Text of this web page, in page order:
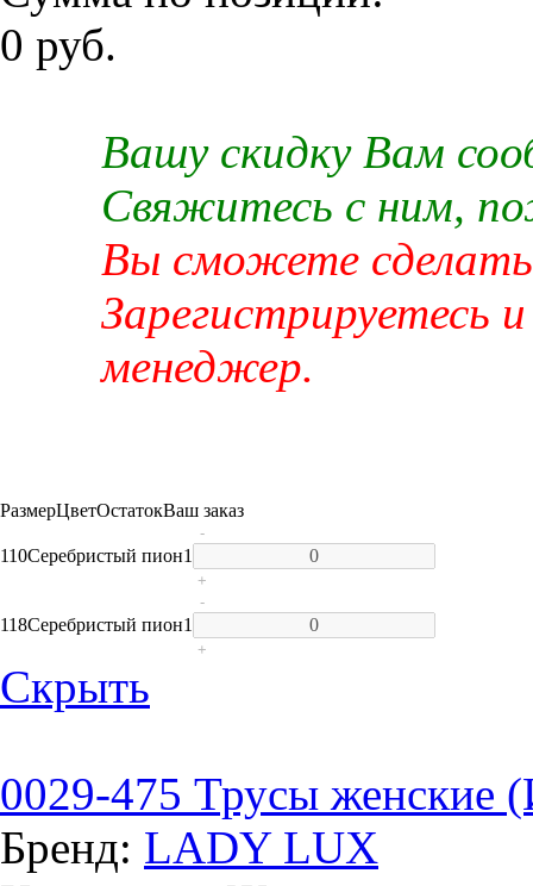
0 руб.
Вашу скидку Вам
Свяжитесь с ним,
Вы сможете сделать
Зарегистрируетесь
менеджер.
РазмерЦветОстатокВаш заказ
110Серебристый пион1
-
+
118Серебристый пион1
-
+
Скрыть
0029-475 Трусы женские
Бренд: LADY LUX